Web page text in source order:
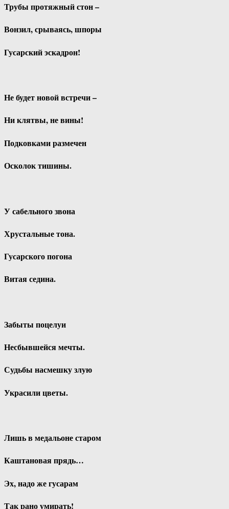
Трубы протяжный стон –
Вонзил, срываясь, шпоры
Гусарский эскадрон!
Не будет новой встречи –
Ни клятвы, не вины!
Подковками размечен
Осколок тишины.
У сабельного звона
Хрустальные тона.
Гусарского погона
Витая седина.
Забыты поцелуи
Несбывшейся мечты.
Судьбы насмешку злую
Украсили цветы.
Лишь в медальоне старом
Каштановая прядь…
Эх, надо же гусарам
Так рано умирать!